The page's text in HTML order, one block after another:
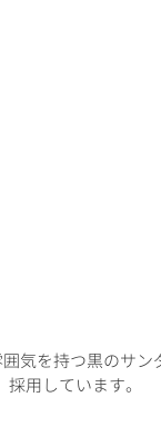
気を持つ黒のサン
用しています。